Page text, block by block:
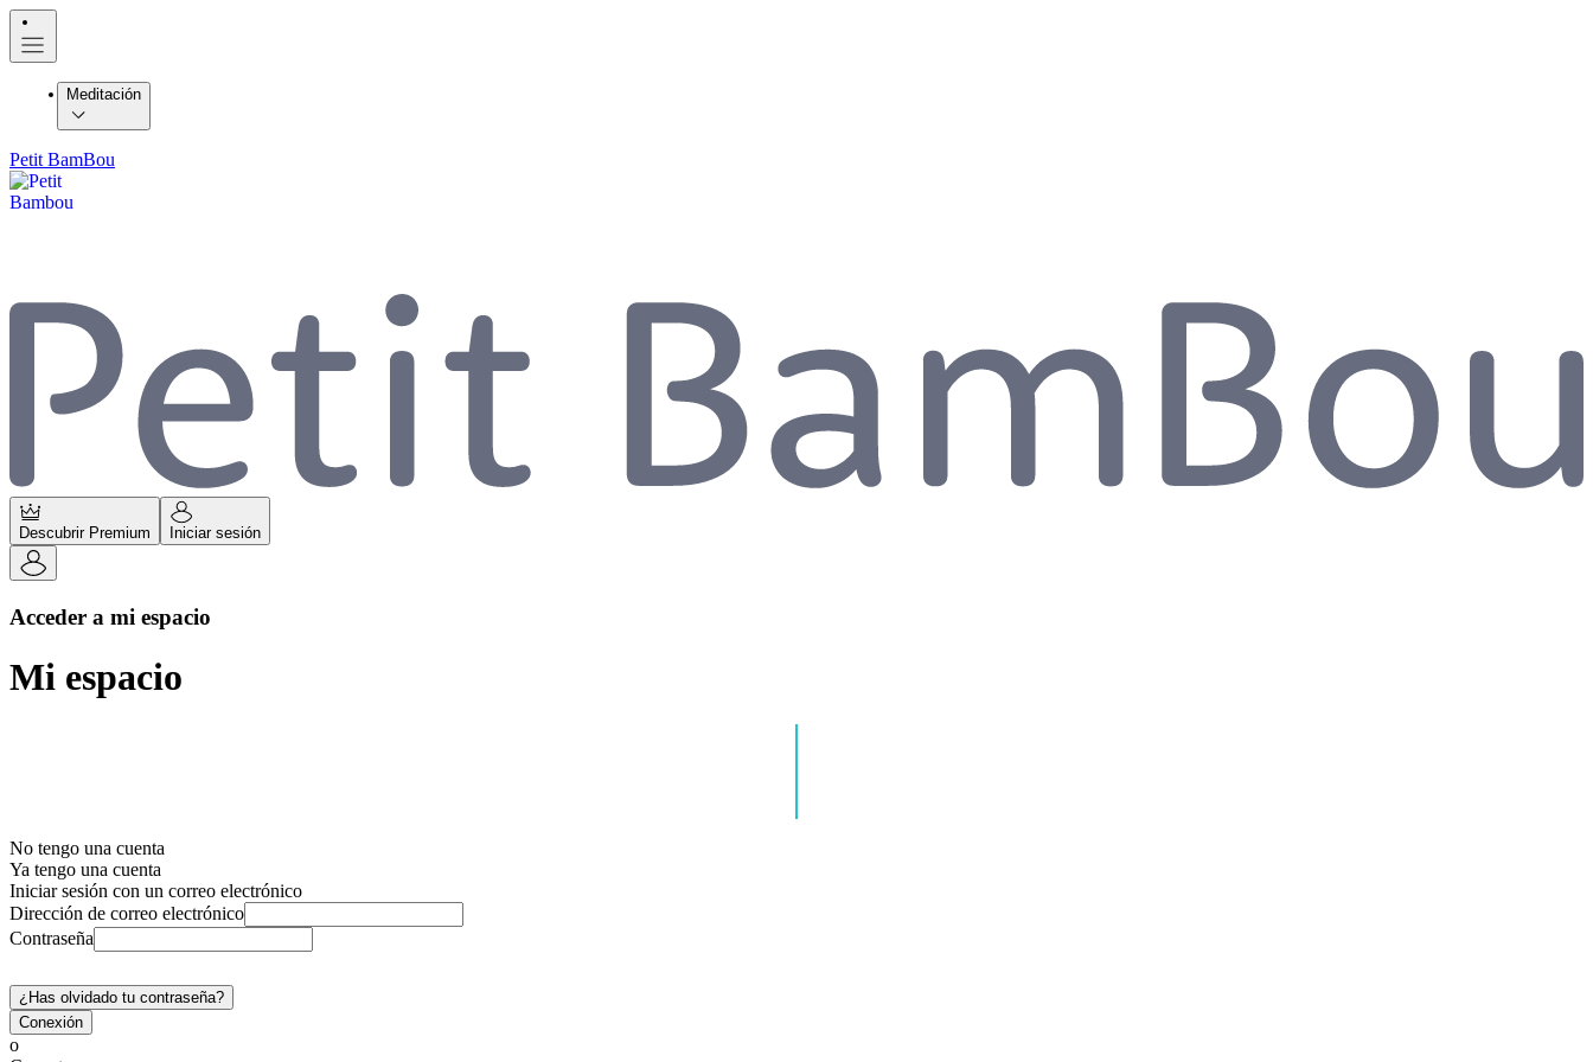
Meditación
Petit BamBou
Descubrir Premium Iniciar sesión
Acceder a mi espacio
Mi espacio
No tengo una cuenta
Ya tengo una cuenta
Iniciar sesión con un correo electrónico
Dirección de correo electrónico
Contraseña
¿Has olvidado tu contraseña?
Conexión
o